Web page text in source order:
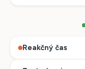
Reakčný čas